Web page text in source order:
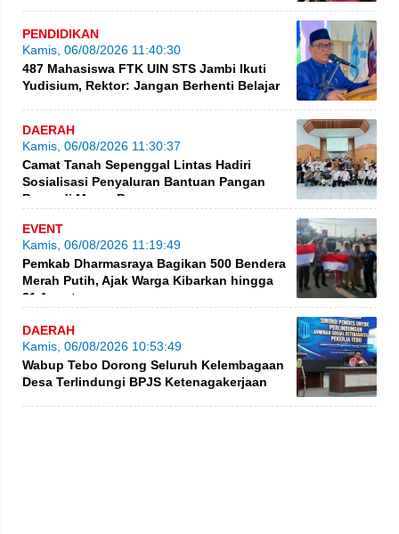
PENDIDIKAN
Kamis, 06/08/2026 11:40:30
487 Mahasiswa FTK UIN STS Jambi Ikuti
Yudisium, Rektor: Jangan Berhenti Belajar
DAERAH
Kamis, 06/08/2026 11:30:37
Camat Tanah Sepenggal Lintas Hadiri
Sosialisasi Penyaluran Bantuan Pangan
Beras di Muara Bungo
EVENT
Kamis, 06/08/2026 11:19:49
Pemkab Dharmasraya Bagikan 500 Bendera
Merah Putih, Ajak Warga Kibarkan hingga
31 Agustus
DAERAH
Kamis, 06/08/2026 10:53:49
Wabup Tebo Dorong Seluruh Kelembagaan
Desa Terlindungi BPJS Ketenagakerjaan